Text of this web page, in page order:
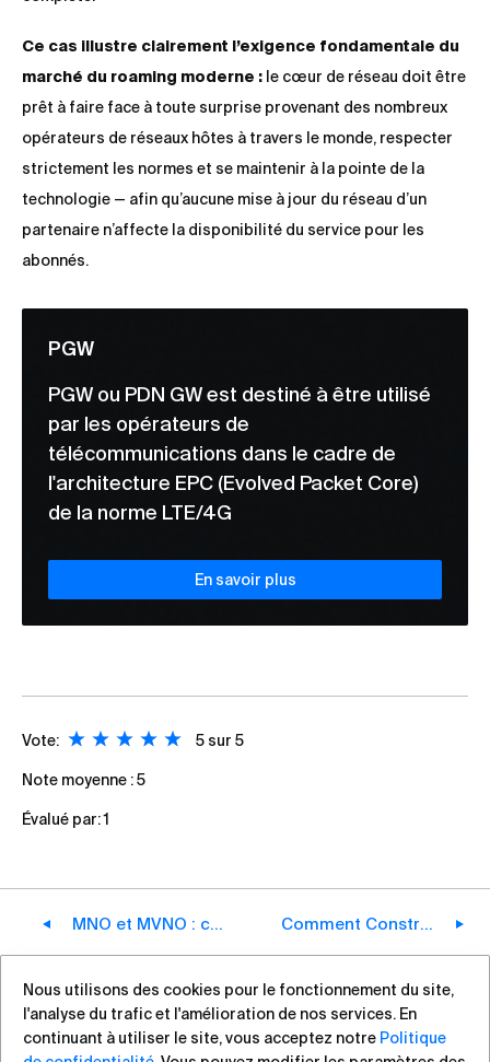
Ce cas illustre clairement l’exigence fondamentale du
marché du roaming moderne : le cœur de réseau doit être
prêt à faire face à toute surprise provenant des nombreux
opérateurs de réseaux hôtes à travers le monde, respecter
strictement les normes et se maintenir à la pointe de la
technologie — afin qu’aucune mise à jour du réseau d’un
partenaire n’affecte la disponibilité du service pour les
abonnés.
PGW
PGW ou PDN GW est destiné à être utilisé
par les opérateurs de
télécommunications dans le cadre de
l'architecture EPC (Evolved Packet Core)
de la norme LTE/4G
En savoir plus
Vote: 5 sur 5
Note moyenne :5
Évalué par:1
MNO et MVNO : comment le marché des communications mobiles a évolué Comment Construire un Opérateur Mobile en 2026
+7 (812) 313-88-54 sales@vas.expert
Nous utilisons des cookies pour le fonctionnement du site,
l'analyse du trafic et l'amélioration de nos services. En
continuant à utiliser le site, vous acceptez notre Politique